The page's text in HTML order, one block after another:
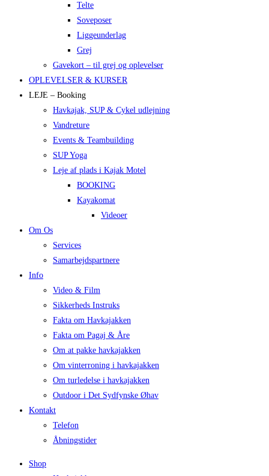
Telte
Soveposer
Liggeunderlag
Grej
Gavekort – til grej og oplevelser
OPLEVELSER & KURSER
LEJE – Booking
Havkajak, SUP & Cykel udlejning
Vandreture
Events & Teambuilding
SUP Yoga
Leje af plads i Kajak Motel
BOOKING
Kayakomat
Videoer
Om Os
Services
Samarbejdspartnere
Info
Video & Film
Sikkerheds Instruks
Fakta om Havkajakken
Fakta om Pagaj & Åre
Om at pakke havkajakken
Om vinterroning i havkajakken
Om turledelse i havkajakken
Outdoor i Det Sydfynske Øhav
Kontakt
Telefon
Åbningstider
Shop